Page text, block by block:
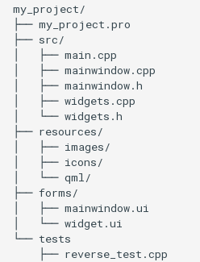
my_project/
├── my_project.pro           //
├── src/                     // 存
│   ├── main.cpp             //
│   ├── mainwindow.cpp
│   ├── mainwindow.h
│   ├── widgets.cpp          //
│   └── widgets.h            //
├── resources/               //
│   ├── images/              //
│   ├── icons/               //
│   └── qml/                 // 存
├── forms/                   //
│   ├── mainwindow.ui
│   └── widget.ui            //
└── tests                    //
├── reverse_test.cpp